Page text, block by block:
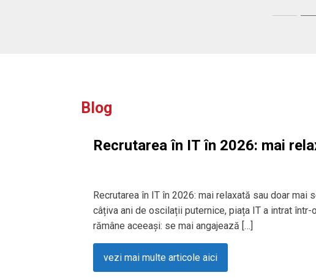
Blog
Recrutarea în IT în 2026: mai
Recrutarea în IT în 2026: mai relaxată sau doar
câțiva ani de oscilații puternice, piața IT a intrat într-
rămâne aceeași: se mai angajează […]
vezi mai multe articole aici